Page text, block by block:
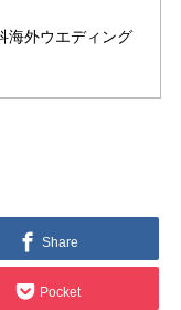
海外ウエディング
Share
Pocket